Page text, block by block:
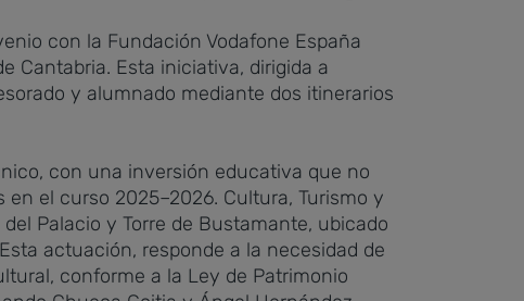
con la Fundación Vodafone España
Cantabria. Esta iniciativa, dirigida a
y alumnado mediante dos itinerarios
con una inversión educativa que no
el curso 2025–2026. Cultura, Turismo y
Palacio y Torre de Bustamante, ubicado
actuación, responde a la necesidad de
conforme a la Ley de Patrimonio